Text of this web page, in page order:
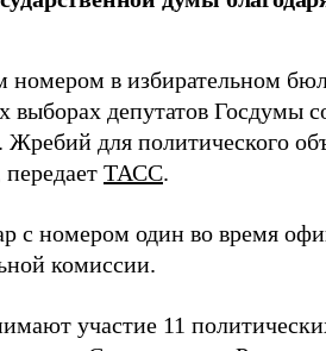
номером в избирательном
депутатов Госдумы
для политического
ТАСС.
с номером один во время
комиссии.
участие 11